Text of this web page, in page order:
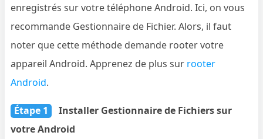
enregistrés sur votre téléphone Android. Ici, on vous
recommande Gestionnaire de Fichier. Alors, il faut
noter que cette méthode demande rooter votre
appareil Android. Apprenez de plus sur rooter
Android.
Étape 1
Installer Gestionnaire de Fichiers sur
votre Android